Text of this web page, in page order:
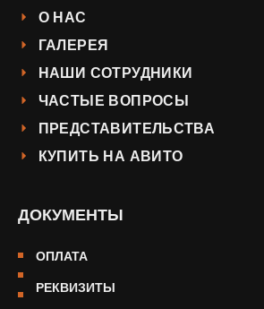
О НАС
ГАЛЕРЕЯ
НАШИ СОТРУДНИКИ
ЧАСТЫЕ ВОПРОСЫ
ПРЕДСТАВИТЕЛЬСТВА
КУПИТЬ НА АВИТО
ДОКУМЕНТЫ
ОПЛАТА
РЕКВИЗИТЫ